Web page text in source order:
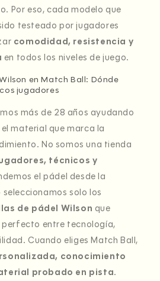
Por eso, cada modelo que
testeado por jugadores
comodidad, resistencia y
en todos los niveles de juego.
en Match Ball: Dónde
jugadores
más de 28 años ayudando
material que marca la
No somos una tienda
técnicos y
el pádel desde la
seleccionamos solo los
de pádel Wilson que
perfecto entre tecnología,
Cuando eliges Match Ball,
conocimiento
probado en pista.